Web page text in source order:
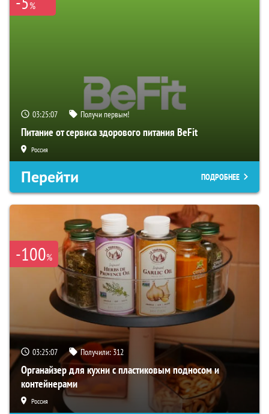
%
03:25:06 Получи первым!
Питание от сервиса здорового питания BeFit
Россия
Перейти ПОДРОБНЕЕ
-100%
03:25:06 Получили: 312
Органайзер для кухни с пластиковым подносом и
контейнерами
Россия